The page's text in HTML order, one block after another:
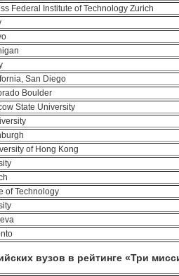
Federal Institute of Technology Zurich
San Diego
Boulder
State University
of Hong Kong
of Technology
вузов в рейтинге «Три